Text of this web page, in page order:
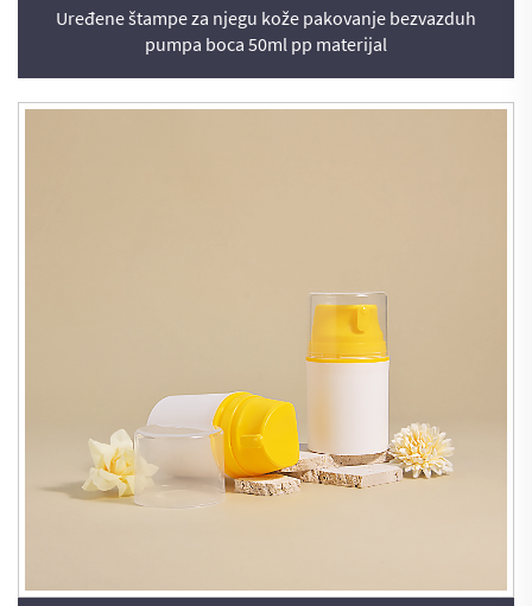
Uređene štampe za njegu kože pakovanje bezvazduh
pumpa boca 50ml pp materijal